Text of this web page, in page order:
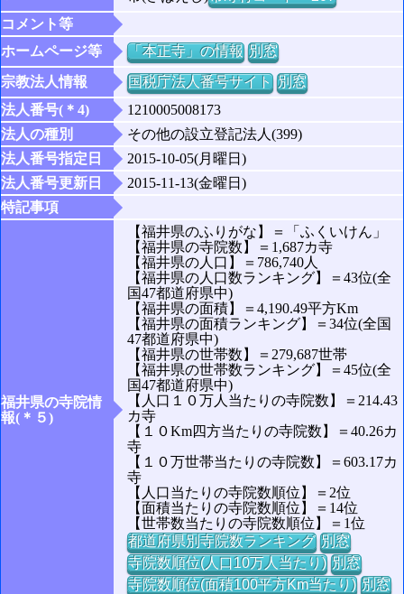
コメント等
ホームページ等
「本正寺」の情報 別窓
宗教法人情報
国税庁法人番号サイト 別窓
法人番号(＊4)
1210005008173
法人の種別
その他の設立登記法人(399)
法人番号指定日
2015-10-05(月曜日)
法人番号更新日
2015-11-13(金曜日)
特記事項
福井県の寺院情
報(＊５)
【福井県のふりがな】＝「ふくいけん」
【福井県の寺院数】＝1,687カ寺
【福井県の人口】＝786,740人
【福井県の人口数ランキング】＝43位(全
国47都道府県中)
【福井県の面積】＝4,190.49平方Km
【福井県の面積ランキング】＝34位(全国
47都道府県中)
【福井県の世帯数】＝279,687世帯
【福井県の世帯数ランキング】＝45位(全
国47都道府県中)
【人口１０万人当たりの寺院数】＝214.43
カ寺
【１０Km四方当たりの寺院数】＝40.26カ
寺
【１０万世帯当たりの寺院数】＝603.17カ
寺
【人口当たりの寺院数順位】＝2位
【面積当たりの寺院数順位】＝14位
【世帯数当たりの寺院数順位】＝1位
都道府県別寺院数ランキング 別窓
寺院数順位(人口10万人当たり) 別窓
寺院数順位(面積100平方Km当たり) 別窓